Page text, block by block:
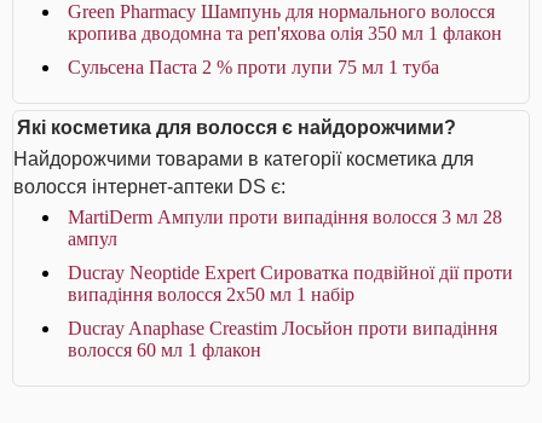
Green Pharmacy Шампунь для нормального волосся
кропива дводомна та реп'яхова олія 350 мл 1 флакон
Сульсена Паста 2 % проти лупи 75 мл 1 туба
Які косметика для волосся є найдорожчими?
Найдорожчими товарами в категорії косметика для
волосся інтернет-аптеки DS є:
MartiDerm Ампули проти випадіння волосся 3 мл 28
ампул
Ducray Neoptide Expert Сироватка подвійної дії проти
випадіння волосся 2x50 мл 1 набір
Ducray Anaphase Creastim Лосьйон проти випадіння
волосся 60 мл 1 флакон